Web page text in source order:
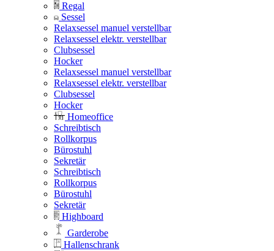
Regal
Sessel
Relaxsessel manuel verstellbar
Relaxsessel elektr. verstellbar
Clubsessel
Hocker
Relaxsessel manuel verstellbar
Relaxsessel elektr. verstellbar
Clubsessel
Hocker
Homeoffice
Schreibtisch
Rollkorpus
Bürostuhl
Sekretär
Schreibtisch
Rollkorpus
Bürostuhl
Sekretär
Highboard
Garderobe
Hallenschrank